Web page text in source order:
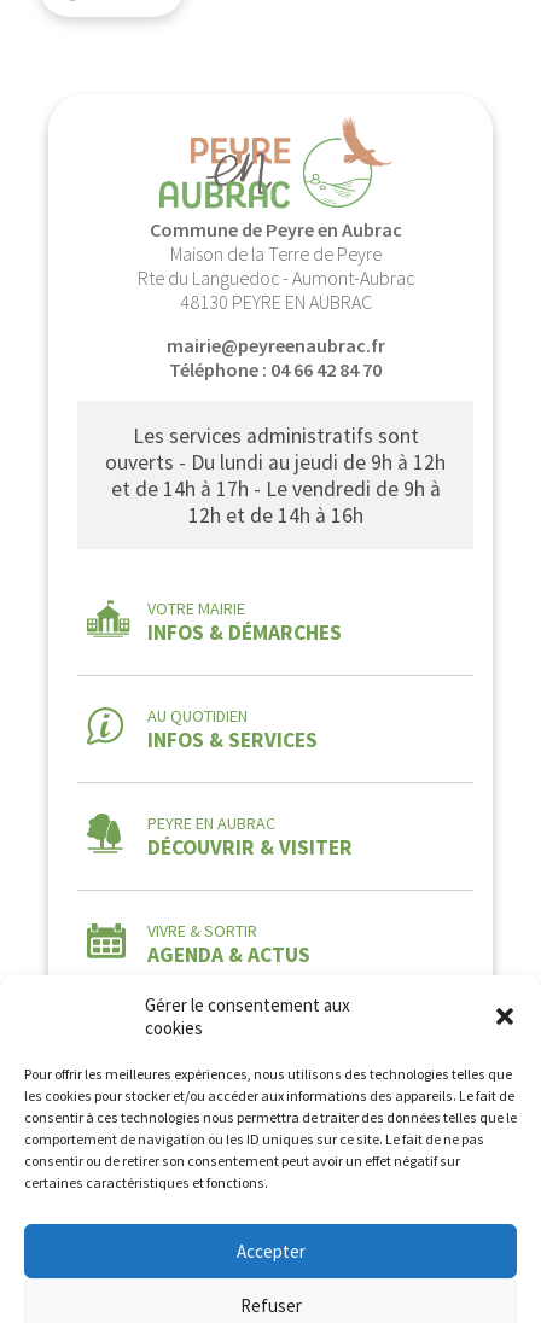
Gérer le consentement aux
cookies
Pour offrir les meilleures expériences, nous utilisons des technologies telles que
les cookies pour stocker et/ou accéder aux informations des appareils. Le fait de
consentir à ces technologies nous permettra de traiter des données telles que le
comportement de navigation ou les ID uniques sur ce site. Le fait de ne pas
consentir ou de retirer son consentement peut avoir un effet négatif sur
certaines caractéristiques et fonctions.
Accepter
Refuser
Les services administratifs sont
ouverts - Du lundi au jeudi de 9h à 12h
et de 14h à 17h - Le vendredi de 9h à
12h et de 14h à 16h
Commune de Peyre en Aubrac
Maison de la Terre de Peyre
Rte du Languedoc - Aumont-Aubrac
48130 PEYRE EN AUBRAC
mairie@peyreenaubrac.fr
Téléphone : 04 66 42 84 70
VOTRE MAIRIE
INFOS & DÉMARCHES
AU QUOTIDIEN
INFOS & SERVICES
PEYRE EN AUBRAC
DÉCOUVRIR & VISITER
VIVRE & SORTIR
AGENDA & ACTUS
Tous droits réservés à la Commune de Peyre en
Aubrac2026 -Mentions légales-Politique de
confidentialité